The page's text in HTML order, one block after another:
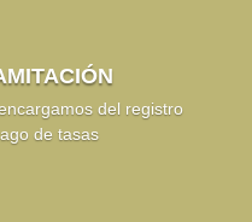
del registro
de tasas